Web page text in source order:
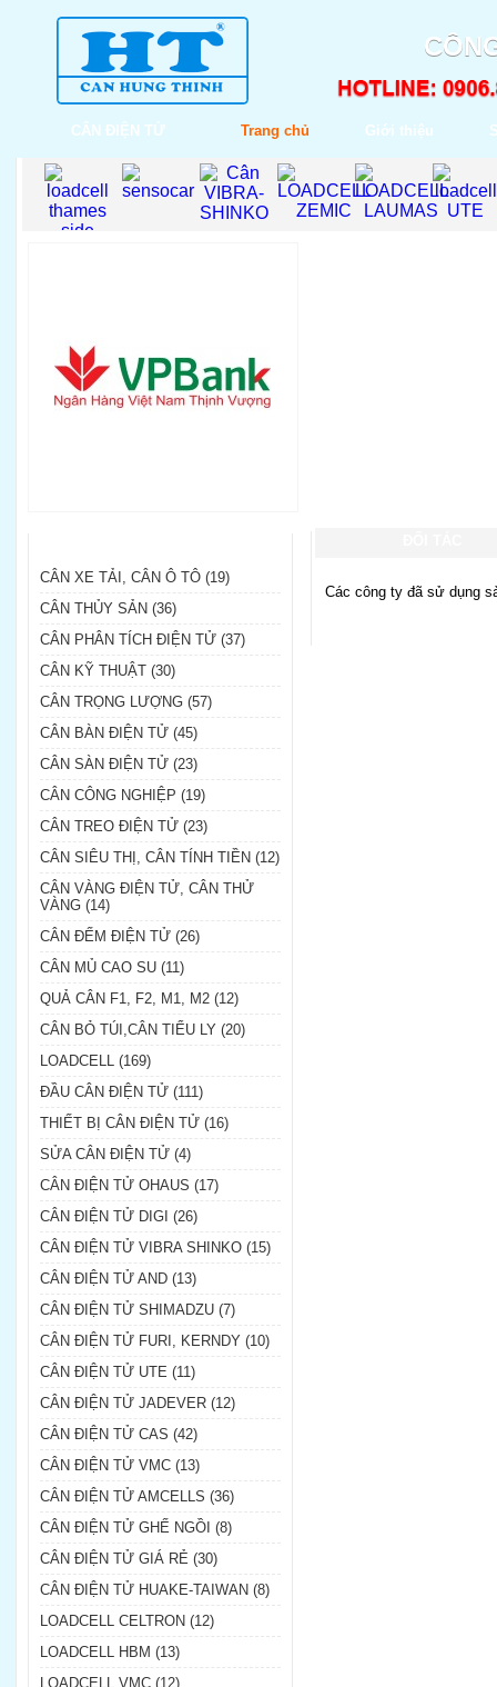
CÂN ĐIỆN TỬ Trang chủ Giới thiệu
CÂN XE TẢI, CÂN Ô TÔ (19)
CÂN THỦY SẢN (36)
CÂN PHÂN TÍCH ĐIỆN TỬ (37)
CÂN KỸ THUẬT (30)
CÂN TRỌNG LƯỢNG (57)
CÂN BÀN ĐIỆN TỬ (45)
CÂN SÀN ĐIỆN TỬ (23)
CÂN CÔNG NGHIỆP (19)
CÂN TREO ĐIỆN TỬ (23)
CÂN SIÊU THỊ, CÂN TÍNH TIỀN (12)
CÂN VÀNG ĐIỆN TỬ, CÂN THỬ
VÀNG (14)
CÂN ĐẾM ĐIỆN TỬ (26)
CÂN MỦ CAO SU (11)
QUẢ CÂN F1, F2, M1, M2 (12)
CÂN BỎ TÚI,CÂN TIỂU LY (20)
LOADCELL (169)
ĐẦU CÂN ĐIỆN TỬ (111)
THIẾT BỊ CÂN ĐIỆN TỬ (16)
SỬA CÂN ĐIỆN TỬ (4)
CÂN ĐIỆN TỬ OHAUS (17)
CÂN ĐIỆN TỬ DIGI (26)
CÂN ĐIỆN TỬ VIBRA SHINKO (15)
CÂN ĐIỆN TỬ AND (13)
CÂN ĐIỆN TỬ SHIMADZU (7)
CÂN ĐIỆN TỬ FURI, KERNDY (10)
CÂN ĐIỆN TỬ UTE (11)
CÂN ĐIỆN TỬ JADEVER (12)
CÂN ĐIỆN TỬ CAS (42)
CÂN ĐIỆN TỬ VMC (13)
CÂN ĐIỆN TỬ AMCELLS (36)
CÂN ĐIỆN TỬ GHẾ NGỒI (8)
CÂN ĐIỆN TỬ GIÁ RẺ (30)
CÂN ĐIỆN TỬ HUAKE-TAIWAN (8)
LOADCELL CELTRON (12)
LOADCELL HBM (13)
LOADCELL VMC (12)
Các công ty đã sử dụng